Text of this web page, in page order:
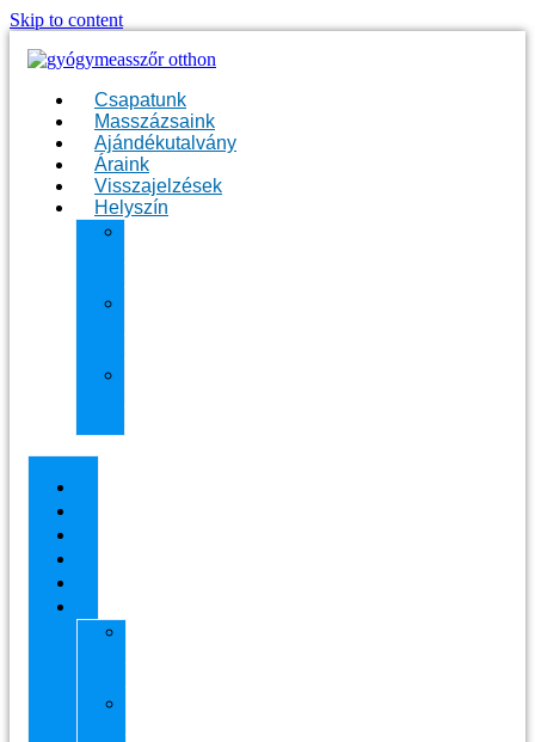
Skip to content
Csapatunk
Masszázsaink
Ajándékutalvány
Áraink
Visszajelzések
Helyszín